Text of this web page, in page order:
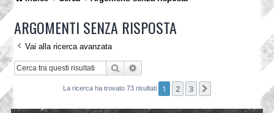
ARGOMENTI SENZA RISPOSTA
Vai alla ricerca avanzata
Cerca
La ricerca ha trovato 73 risultati 1 2 3